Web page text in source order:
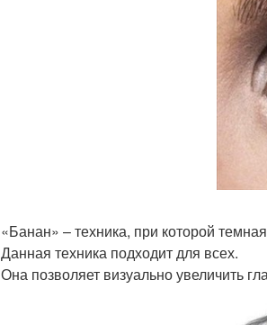
«Банан» – техника, при которой
Данная техника подходит для всех.
Она позволяет визуально увеличить